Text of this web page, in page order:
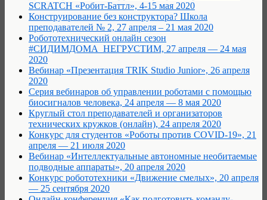
SCRATCH «Робит-Баттл», 4-15 мая 2020
Конструирование без конструктора? Школа
преподавателей № 2, 27 апреля – 21 мая 2020
Робототехнический онлайн сезон
#СИДИМДОМА_НЕГРУСТИМ, 27 апреля — 24 мая
2020
Вебинар «Презентация TRIK Studio Junior», 26 апреля
2020
Cерия вебинаров об управлении роботами с помощью
биосигналов человека, 24 апреля — 8 мая 2020
Круглый стол преподавателей и организаторов
технических кружков (онлайн), 24 апреля 2020
Конкурс для студентов «Роботы против COVID-19», 21
апреля — 21 июля 2020
Вебинар «Интеллектуальные автономные необитаемые
подводные аппараты», 20 апреля 2020
Конкурс робототехники «Движение смелых», 20 апреля
— 25 сентября 2020